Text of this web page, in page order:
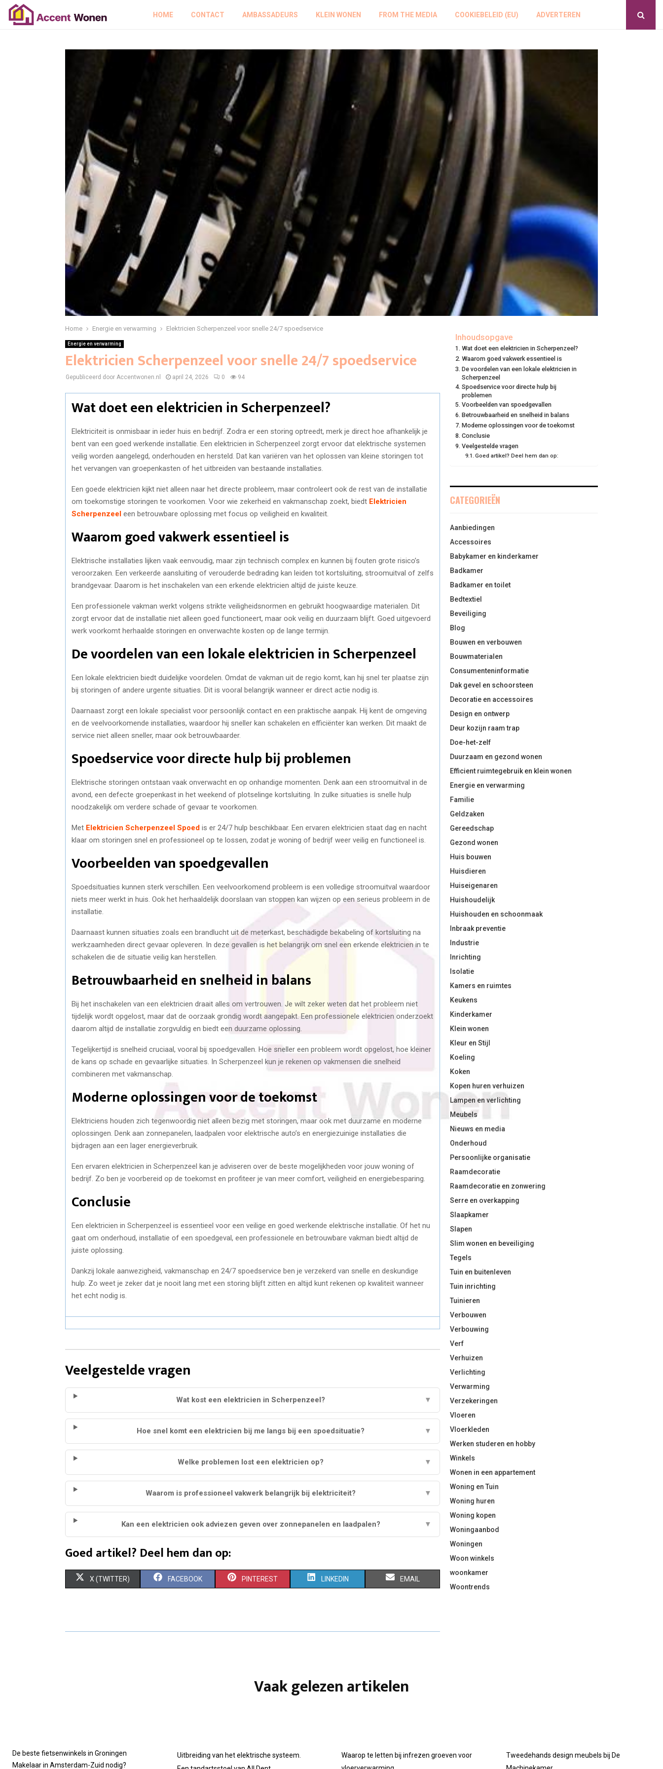
HOME CONTACT AMBASSADEURS KLEIN WONEN FROM THE MEDIA COOKIEBELEID (EU) ADVERTEREN
Home Energie en verwarming Elektricien Scherpenzeel voor snelle 24/7 spoedservice
Energie en verwarming
Elektricien Scherpenzeel voor snelle 24/7 spoedservice
Gepubliceerd door Accentwonen.nl april 24, 2026 0 94
Wat doet een elektricien in Scherpenzeel?
Elektriciteit is onmisbaar in ieder huis en bedrijf. Zodra er een storing optreedt, merk je direct hoe afhankelijk je
bent van een goed werkende installatie. Een elektricien in Scherpenzeel zorgt ervoor dat elektrische systemen
veilig worden aangelegd, onderhouden en hersteld. Dat kan variëren van het oplossen van kleine storingen tot
het vervangen van groepenkasten of het uitbreiden van bestaande installaties.
Een goede elektricien kijkt niet alleen naar het directe probleem, maar controleert ook de rest van de installatie
om toekomstige storingen te voorkomen. Voor wie zekerheid en vakmanschap zoekt, biedt Elektricien
Scherpenzeel een betrouwbare oplossing met focus op veiligheid en kwaliteit.
Waarom goed vakwerk essentieel is
Elektrische installaties lijken vaak eenvoudig, maar zijn technisch complex en kunnen bij fouten grote risico’s
veroorzaken. Een verkeerde aansluiting of verouderde bedrading kan leiden tot kortsluiting, stroomuitval of zelfs
brandgevaar. Daarom is het inschakelen van een erkende elektricien altijd de juiste keuze.
Een professionele vakman werkt volgens strikte veiligheidsnormen en gebruikt hoogwaardige materialen. Dit
zorgt ervoor dat de installatie niet alleen goed functioneert, maar ook veilig en duurzaam blijft. Goed uitgevoerd
werk voorkomt herhaalde storingen en onverwachte kosten op de lange termijn.
De voordelen van een lokale elektricien in Scherpenzeel
Een lokale elektricien biedt duidelijke voordelen. Omdat de vakman uit de regio komt, kan hij snel ter plaatse zijn
bij storingen of andere urgente situaties. Dit is vooral belangrijk wanneer er direct actie nodig is.
Daarnaast zorgt een lokale specialist voor persoonlijk contact en een praktische aanpak. Hij kent de omgeving
en de veelvoorkomende installaties, waardoor hij sneller kan schakelen en efficiënter kan werken. Dit maakt de
service niet alleen sneller, maar ook betrouwbaarder.
Spoedservice voor directe hulp bij problemen
Elektrische storingen ontstaan vaak onverwacht en op onhandige momenten. Denk aan een stroomuitval in de
avond, een defecte groepenkast in het weekend of plotselinge kortsluiting. In zulke situaties is snelle hulp
noodzakelijk om verdere schade of gevaar te voorkomen.
Met Elektricien Scherpenzeel Spoed is er 24/7 hulp beschikbaar. Een ervaren elektricien staat dag en nacht
klaar om storingen snel en professioneel op te lossen, zodat je woning of bedrijf weer veilig en functioneel is.
Voorbeelden van spoedgevallen
Spoedsituaties kunnen sterk verschillen. Een veelvoorkomend probleem is een volledige stroomuitval waardoor
niets meer werkt in huis. Ook het herhaaldelijk doorslaan van stoppen kan wijzen op een serieus probleem in de
installatie.
Daarnaast kunnen situaties zoals een brandlucht uit de meterkast, beschadigde bekabeling of kortsluiting na
werkzaamheden direct gevaar opleveren. In deze gevallen is het belangrijk om snel een erkende elektricien in te
schakelen die de situatie veilig kan herstellen.
Betrouwbaarheid en snelheid in balans
Bij het inschakelen van een elektricien draait alles om vertrouwen. Je wilt zeker weten dat het probleem niet
tijdelijk wordt opgelost, maar dat de oorzaak grondig wordt aangepakt. Een professionele elektricien onderzoekt
daarom altijd de installatie zorgvuldig en biedt een duurzame oplossing.
Tegelijkertijd is snelheid cruciaal, vooral bij spoedgevallen. Hoe sneller een probleem wordt opgelost, hoe kleiner
de kans op schade en gevaarlijke situaties. In Scherpenzeel kun je rekenen op vakmensen die snelheid
combineren met vakmanschap.
Moderne oplossingen voor de toekomst
Elektriciens houden zich tegenwoordig niet alleen bezig met storingen, maar ook met duurzame en moderne
oplossingen. Denk aan zonnepanelen, laadpalen voor elektrische auto’s en energiezuinige installaties die
bijdragen aan een lager energieverbruik.
Een ervaren elektricien in Scherpenzeel kan je adviseren over de beste mogelijkheden voor jouw woning of
bedrijf. Zo ben je voorbereid op de toekomst en profiteer je van meer comfort, veiligheid en energiebesparing.
Conclusie
Een elektricien in Scherpenzeel is essentieel voor een veilige en goed werkende elektrische installatie. Of het nu
gaat om onderhoud, installatie of een spoedgeval, een professionele en betrouwbare vakman biedt altijd de
juiste oplossing.
Dankzij lokale aanwezigheid, vakmanschap en 24/7 spoedservice ben je verzekerd van snelle en deskundige
hulp. Zo weet je zeker dat je nooit lang met een storing blijft zitten en altijd kunt rekenen op kwaliteit wanneer
het echt nodig is.
Veelgestelde vragen
Wat kost een elektricien in Scherpenzeel? ▼
Hoe snel komt een elektricien bij me langs bij een spoedsituatie? ▼
Welke problemen lost een elektricien op? ▼
Waarom is professioneel vakwerk belangrijk bij elektriciteit? ▼
Kan een elektricien ook adviezen geven over zonnepanelen en laadpalen? ▼
Goed artikel? Deel hem dan op:
S
R
X (TWITTER) S
R
FACEBOOK S
R
PINTEREST S
R
N
LINKEDIN S
R
N
EMAIL
Inhoudsopgave
Wat doet een elektricien in Scherpenzeel?
Waarom goed vakwerk essentieel is
De voordelen van een lokale elektricien in
Scherpenzeel
Spoedservice voor directe hulp bij
problemen
Voorbeelden van spoedgevallen
Betrouwbaarheid en snelheid in balans
Moderne oplossingen voor de toekomst
Conclusie
Veelgestelde vragen
Goed artikel? Deel hem dan op:
CATEGORIEËN
Aanbiedingen
Accessoires
Babykamer en kinderkamer
Badkamer
Badkamer en toilet
Bedtextiel
Beveiliging
Blog
Bouwen en verbouwen
Bouwmaterialen
Consumenteninformatie
Dak gevel en schoorsteen
Decoratie en accessoires
Design en ontwerp
Deur kozijn raam trap
Doe-het-zelf
Duurzaam en gezond wonen
Efficient ruimtegebruik en klein wonen
Energie en verwarming
Familie
Geldzaken
Gereedschap
Gezond wonen
Huis bouwen
Huisdieren
Huiseigenaren
Huishoudelijk
Huishouden en schoonmaak
Inbraak preventie
Industrie
Inrichting
Isolatie
Kamers en ruimtes
Keukens
Kinderkamer
Klein wonen
Kleur en Stijl
Koeling
Koken
Kopen huren verhuizen
Lampen en verlichting
Meubels
Nieuws en media
Onderhoud
Persoonlijke organisatie
Raamdecoratie
Raamdecoratie en zonwering
Serre en overkapping
Slaapkamer
Slapen
Slim wonen en beveiliging
Tegels
Tuin en buitenleven
Tuin inrichting
Tuinieren
Verbouwen
Verbouwing
Verf
Verhuizen
Verlichting
Verwarming
Verzekeringen
Vloeren
Vloerkleden
Werken studeren en hobby
Winkels
Wonen in een appartement
Woning en Tuin
Woning huren
Woning kopen
Woningaanbod
Woningen
Woon winkels
woonkamer
Woontrends
Vaak gelezen artikelen
De beste fietsenwinkels in Groningen
Makelaar in Amsterdam-Zuid nodig?
Uitbreiding van het elektrische systeem.
Waarop te letten bij infrezen groeven voor
Tweedehands design meubels bij De